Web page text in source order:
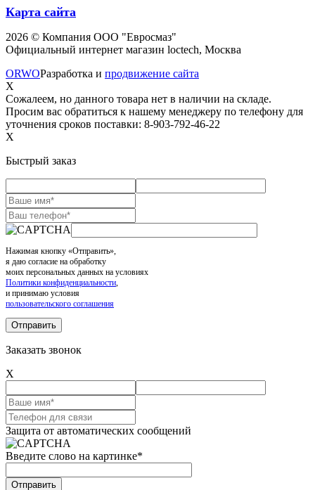
Карта сайта
2026 © Компания ООО "Евросмаз"
Официальный интернет магазин loctech, Москва
ORWOРазработка и продвижение сайта
X
Сожалеем, но данного товара нет в наличии на складе.
Просим вас обратиться к нашему менеджеру по телефону для
уточнения сроков поставки: 8-903-792-46-22
X
Быстрый заказ
Нажимая кнопку «Отправить»,
я даю согласие на обработку
моих персональных данных на условиях
Политики конфиденциальности,
и принимаю условия
пользовательского соглашения
Заказать звонок
X
Защита от автоматических сообщений
Введите слово на картинке*